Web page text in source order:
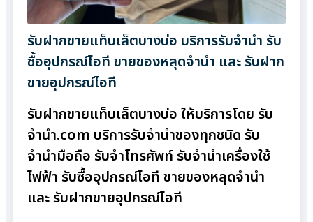
รับฝากขายแท็บเล็ตบางบ่อ บริการรับจำนำ รับ
ซื้ออุปกรณ์ไอที ขายของหลุดจำนำ และ รับฝาก
ขายอุปกรณ์ไอที
รับฝากขายแท็บเล็ตบางบ่อ ให้บริการโดย รับ
จํานํา.com บริการรับจำนำของทุกชนิด รับ
จำนำมือถือ รับจำโทรศัพท์ รับจำนำเครื่องใช้
ไฟฟ้า รับซื้ออุปกรณ์ไอที ขายของหลุดจำนำ
และ รับฝากขายอุปกรณ์ไอที